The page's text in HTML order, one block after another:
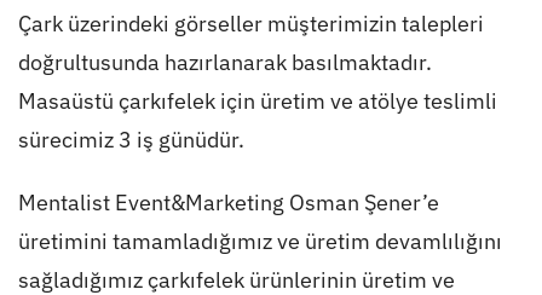
Çark üzerindeki görseller müşterimizin talepleri
doğrultusunda hazırlanarak basılmaktadır.
Masaüstü çarkıfelek için üretim ve atölye teslimli
sürecimiz 3 iş günüdür.
Mentalist Event&Marketing Osman Şener’e
üretimini tamamladığımız ve üretim devamlılığını
sağladığımız çarkıfelek ürünlerinin üretim ve